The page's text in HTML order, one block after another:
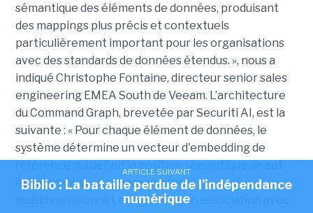
sémantique des éléments de données, produisant
des mappings plus précis et contextuels
particulièrement important pour les organisations
avec des standards de données étendus. », nous a
indiqué Christophe Fontaine, directeur senior sales
engineering EMEA South de Veeam. L’architecture
du Command Graph, brevetée par Securiti AI, est la
suivante : « Pour chaque élément de données, le
système détermine un vecteur d'embedding de
élément dans un espace vectoriel
multidimensionnel, et le stocke en association avec
ARTICLE SUIVANT
Biblio : La bataille perdue de l'indépendance
numérique